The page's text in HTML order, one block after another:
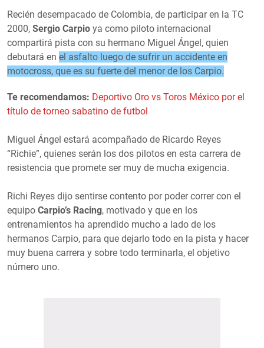
Recién desempacado de Colombia, de participar en la TC
2000, Sergio Carpio ya como piloto internacional
compartirá pista con su hermano Miguel Ángel, quien
debutará en el asfalto luego de sufrir un accidente en
motocross, que es su fuerte del menor de los Carpio.
Te recomendamos: Deportivo Oro vs Toros México por el
título de torneo sabatino de futbol
Miguel Ángel estará acompañado de Ricardo Reyes
“Richie”, quienes serán los dos pilotos en esta carrera de
resistencia que promete ser muy de mucha exigencia.
Richi Reyes dijo sentirse contento por poder correr con el
equipo Carpio’s Racing, motivado y que en los
entrenamientos ha aprendido mucho a lado de los
hermanos Carpio, para que dejarlo todo en la pista y hacer
muy buena carrera y sobre todo terminarla, el objetivo
número uno.